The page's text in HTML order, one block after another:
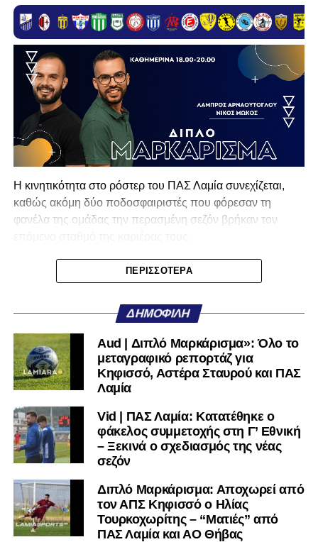
Η κινητικότητα στο ρόστερ του ΠΑΣ Λαμία συνεχίζεται,
καθώς ακόμη δύο ποδοσφαιριστές που φόρεσαν τη
φανέλα της ομάδας την περασμένη σεζόν βρήκαν τον
Ο λόγος για τον Βασίλη Τρούμπουλο και τον Χρυσόστομο
Στάγκο, οι οποίοι θα συνεχίσουν μαζί την ποδοσφαιρική
τους πορεία στον Σαρωνικό Αναβύσσου, με τον σύλλογο
να ανακοινώνει επίσημα την απόκτησή τους.
Ιδιαίτερο ενδιαφέρον παρουσιάζει η περίπτωση του
Βασίλη Τρούμπουλου, ο οποίος βρέθηκε στο στόχαστρο
αρκετών ομάδων το φετινό καλοκαίρι. Ανάμεσα στους
του ήταν η Κόρινθος και ο Ιωνικός, με την ομάδα της
Κορίνθου να εμφανίζεται για μεγάλο χρονικό διάστημα ως
το φαβορί για την υπογραφή του. Ωστόσο, η εξέλιξη ήταν
διαφορετική, καθώς ο 23χρονος αμυντικός επέλεξε τελικά
τον Σαρωνικό Αναβύσσου, όπου θα συναντήσει ξανά τον
πρώην συμπαίκτη του στον ΠΑΣ Λαμία, Χρυσόστομο
Στάγκο.
ΠΕΡΙΣΣΌΤΕΡΑ
ΔΗΜΟΦΙΛΉ
Aud | Διπλό Μαρκάρισμα»: Όλο το
μεταγραφικό ρεπορτάζ για
Κηφισσό, Αστέρα Σταυρού και ΠΑΣ
Λαμία
Vid | ΠΑΣ Λαμία: Κατατέθηκε ο
φάκελος συμμετοχής στη Γ’ Εθνική
– Ξεκινά ο σχεδιασμός της νέας
σεζόν
Διπλό Μαρκάρισμα: Αποχωρεί από
τον ΑΠΣ Κηφισσό ο Ηλίας
Τουρκοχωρίτης – “Ματιές” από
ΠΑΣ Λαμία και ΑΟ Θήβας